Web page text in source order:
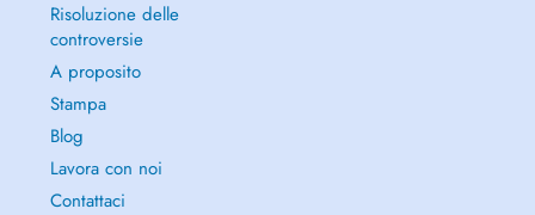
Risoluzione delle
controversie
A proposito
Stampa
Blog
Lavora con noi
Contattaci